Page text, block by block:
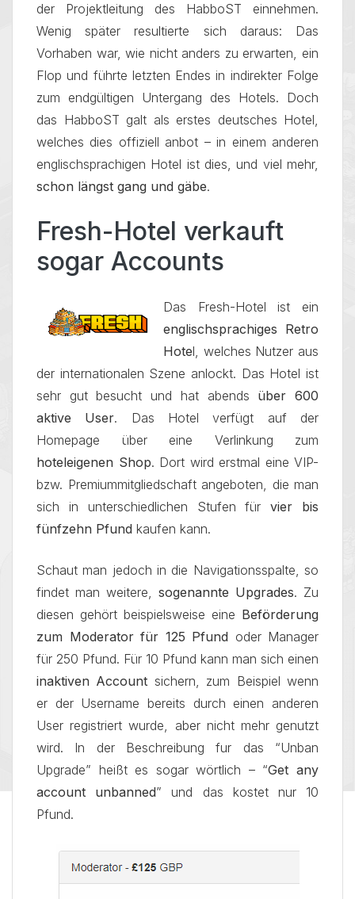
der Projektleitung des HabboST einnehmen.
Wenig später resultierte sich daraus: Das
Vorhaben war, wie nicht anders zu erwarten, ein
Flop und führte letzten Endes in indirekter Folge
zum endgültigen Untergang des Hotels. Doch
das HabboST galt als erstes deutsches Hotel,
welches dies offiziell anbot – in einem anderen
englischsprachigen Hotel ist dies, und viel mehr,
schon längst gang und gäbe.
Fresh-Hotel verkauft
sogar Accounts
Das Fresh-Hotel ist ein
englischsprachiges Retro
Hotel, welches Nutzer aus
der internationalen Szene anlockt. Das Hotel ist
sehr gut besucht und hat abends über 600
aktive User. Das Hotel verfügt auf der
Homepage über eine Verlinkung zum
hoteleigenen Shop. Dort wird erstmal eine VIP-
bzw. Premiummitgliedschaft angeboten, die man
sich in unterschiedlichen Stufen fürvier bis
fünfzehn Pfund kaufen kann.
Schaut man jedoch in die Navigationsspalte, so
findet man weitere, sogenannte Upgrades. Zu
diesen gehört beispielsweise eine Beförderung
zum Moderator für 125 Pfund oder Manager
für 250 Pfund. Für 10 Pfund kann man sich einen
inaktiven Account sichern, zum Beispiel wenn
er der Username bereits durch einen anderen
User registriert wurde, aber nicht mehr genutzt
wird. In der Beschreibung fur das “Unban
Upgrade” heißt es sogar wörtlich – “Get any
account unbanned” und das kostet nur 10
Pfund.